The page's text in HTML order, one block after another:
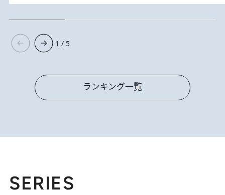
1 / 5
ランキング一覧
SERIES